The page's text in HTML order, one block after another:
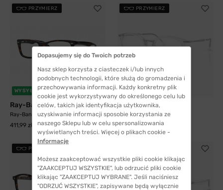
PRZYMIERZ
WYSYŁKA 24H 10 kolorów
Ray-Ban®
Ray-Ban® 5228 2012 50
411,99 zł
PRZYMIERZ
-40% WYSYŁKA 24H
Ray-Ban®
Ray-Ban® 7255 2001 51
443,99 zł 736,99 zł
PRZYMIERZ
Dopasujemy się do Twoich potrzeb
Nasz sklep korzysta z ciasteczek i/lub innych
podobnych technologii, które służą do gromadzenia i
przechowywania informacji. Każdy konkretny plik
cookie jest wykorzystywany do określonego celu lub
celów, takich jak identyfikacja użytkownika,
uzyskiwanie informacji sposobie korzystania ze
naszego Sklepu lub w celu spersonalizowania
wyświetlanych treści. Więcej o plikach cookie -
Informacje
Możesz zaakceptować wszystkie pliki cookie klikając
"ZAAKCEPTUJ WSZYSTKIE", lub odrzucić pliki cookie
klikając "ZAAKCEPTUJ WYBRANE". Jeśli naciśniesz
"ODRZUĆ WSZYSTKIE", zapisywane będą wyłącznie